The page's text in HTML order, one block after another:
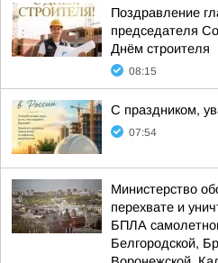
Поздравление
председателя
Днём строителя
08:15
С праздником,
07:54
Министерство
перехвате и
БПЛА
Белгородской,